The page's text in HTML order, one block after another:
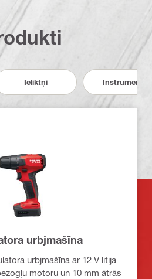
Ieliktņi Instrumenti
urbjmašīna
urbjmašīna ar 12 V litija
motoru un 10 mm ātrās